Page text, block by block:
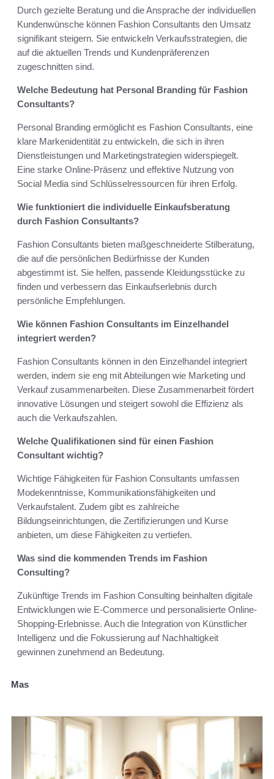
Durch gezielte Beratung und die Ansprache der individuellen
Kundenwünsche können Fashion Consultants den Umsatz
signifikant steigern. Sie entwickeln Verkaufsstrategien, die
auf die aktuellen Trends und Kundenpräferenzen
zugeschnitten sind.
Welche Bedeutung hat Personal Branding für Fashion
Consultants?
Personal Branding ermöglicht es Fashion Consultants, eine
klare Markenidentität zu entwickeln, die sich in ihren
Dienstleistungen und Marketingstrategien widerspiegelt.
Eine starke Online-Präsenz und effektive Nutzung von
Social Media sind Schlüsselressourcen für ihren Erfolg.
Wie funktioniert die individuelle Einkaufsberatung
durch Fashion Consultants?
Fashion Consultants bieten maßgeschneiderte Stilberatung,
die auf die persönlichen Bedürfnisse der Kunden
abgestimmt ist. Sie helfen, passende Kleidungsstücke zu
finden und verbessern das Einkaufserlebnis durch
persönliche Empfehlungen.
Wie können Fashion Consultants im Einzelhandel
integriert werden?
Fashion Consultants können in den Einzelhandel integriert
werden, indem sie eng mit Abteilungen wie Marketing und
Verkauf zusammenarbeiten. Diese Zusammenarbeit fördert
innovative Lösungen und steigert sowohl die Effizienz als
auch die Verkaufszahlen.
Welche Qualifikationen sind für einen Fashion
Consultant wichtig?
Wichtige Fähigkeiten für Fashion Consultants umfassen
Modekenntnisse, Kommunikationsfähigkeiten und
Verkaufstalent. Zudem gibt es zahlreiche
Bildungseinrichtungen, die Zertifizierungen und Kurse
anbieten, um diese Fähigkeiten zu vertiefen.
Was sind die kommenden Trends im Fashion
Consulting?
Zukünftige Trends im Fashion Consulting beinhalten digitale
Entwicklungen wie E-Commerce und personalisierte Online-
Shopping-Erlebnisse. Auch die Integration von Künstlicher
Intelligenz und die Fokussierung auf Nachhaltigkeit
gewinnen zunehmend an Bedeutung.
Mas